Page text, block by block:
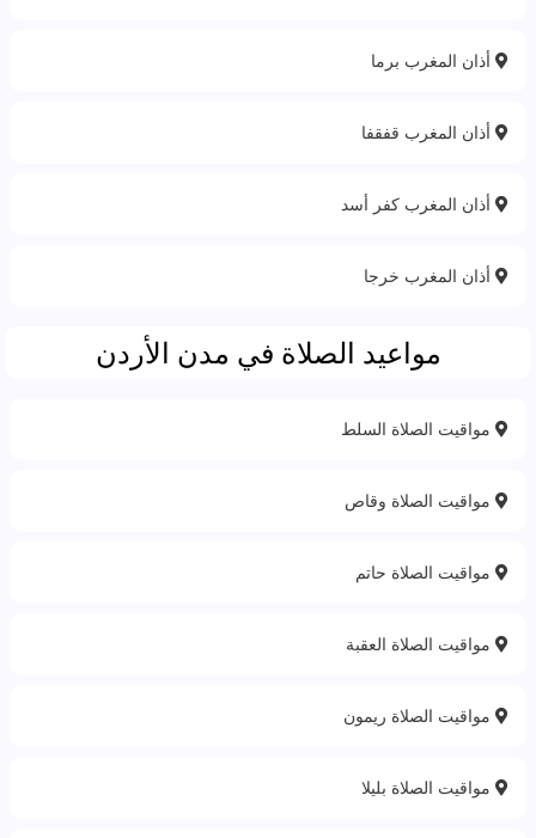
أذان المغرب برما
أذان المغرب قفقفا
أذان المغرب كفر أسد
أذان المغرب خرجا
مواعيد الصلاة في مدن الأردن
مواقيت الصلاة السلط
مواقيت الصلاة وقاص‎
مواقيت الصلاة حاتم
مواقيت الصلاة العقبة
مواقيت الصلاة ريمون
مواقيت الصلاة بليلا